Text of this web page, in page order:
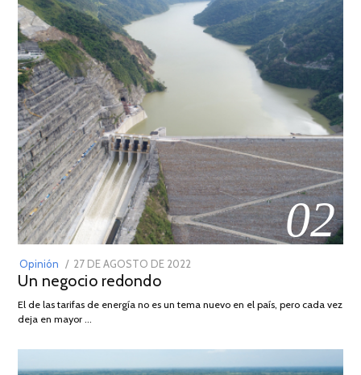
02
Opinión
POSTED
ON
27 DE AGOSTO DE 2022
DE
Un negocio redondo
El de las tarifas de energía no es un tema nuevo en el país, pero cada vez
deja en mayor …